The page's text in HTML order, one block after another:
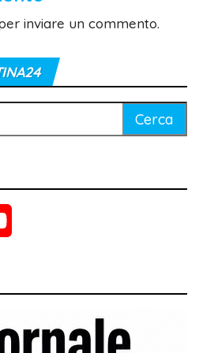
inviare un commento.